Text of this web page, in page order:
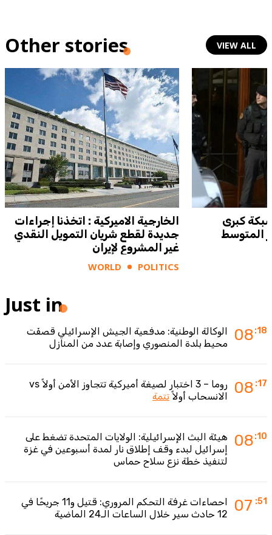
Other stories VIEW ALL
الخارجية الاميركية : اتخذنا إجراءات
جديدة لقطع شريان التمويل النقدي
غير المشروع لإيران
WORLD POLITICS
كبرى
المتوسط
Just in
08:18
الوكالة الوطنية: مدفعية الجيش الإسرائيلي قصفَت
محيط بلدة المنصوري وإصابة عدد من المنازل
08 :17
روما – 3 اختبار لصيغة أميركية تتجاوز الأمن أولاً vs
الانسحاب أولاًتتمة
08:10
هيئة البث الإسرائيلية: الولايات المتحدة تضغط على
إسرائيل لبدء وقف إطلاق نار لمدة أسبوعين في غزة
لتنفيذ خطة نزع سلاح حماس
07 :51
احصاءات غرفة التحكم المروري: قتيل و11 جريحًا في
12 حادث سير خلال الساعات الـ24 الماضية